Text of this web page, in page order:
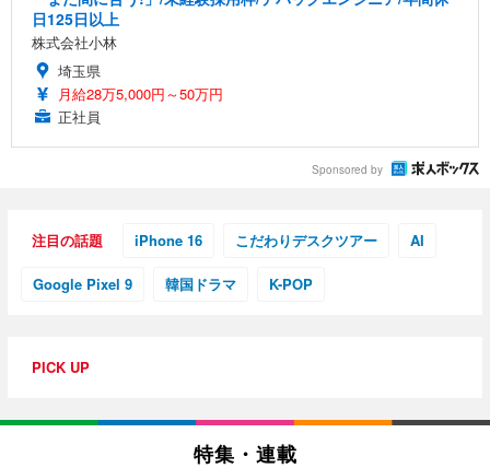
日125日以上
株式会社小林
埼玉県
月給28万5,000円～50万円
正社員
Sponsored by
注目の話題 iPhone 16 こだわりデスクツアー AI
Google Pixel 9 韓国ドラマ K-POP
PICK UP
特集・連載